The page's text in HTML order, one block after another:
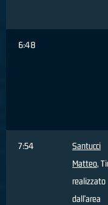
6:48
7:54
Santucci
Matteo,
realizzato
dall'area